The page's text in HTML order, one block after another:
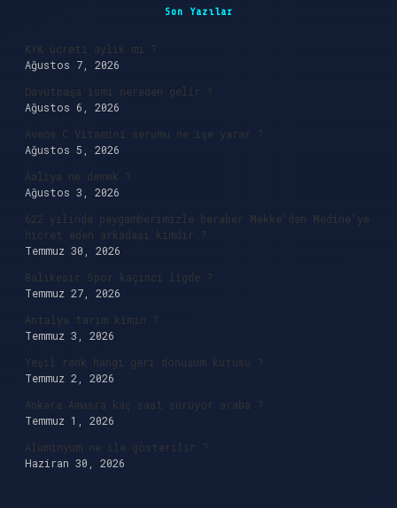
Son Yazılar
KYK ücreti aylık mı ?
Ağustos 7, 2026
Davutpaşa ismi nereden gelir ?
Ağustos 6, 2026
Avene C Vitamini serumu ne işe yarar ?
Ağustos 5, 2026
Aaliya ne demek ?
Ağustos 3, 2026
622 yılında peygamberimizle beraber Mekke’den Medine’ye
hicret eden arkadaşı kimdir ?
Temmuz 30, 2026
Balıkesir Spor kaçıncı ligde ?
Temmuz 27, 2026
Antalya tarım kimin ?
Temmuz 3, 2026
Yeşil renk hangi geri dönüşüm kutusu ?
Temmuz 2, 2026
Ankara Amasra kaç saat sürüyor araba ?
Temmuz 1, 2026
Alüminyum ne ile gösterilir ?
Haziran 30, 2026